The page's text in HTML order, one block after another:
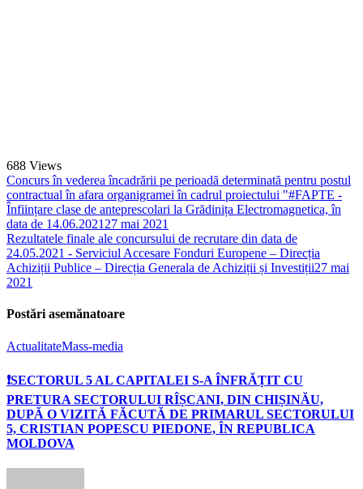
688 Views
Concurs în vederea încadrării pe perioadă determinată pentru postul
contractual în afara organigramei în cadrul proiectului "#FAPTE -
Înființare clase de anteprescolari la Grădinița Electromagnetica, în
data de 14.06.2021 27 mai 2021
Rezultatele finale ale concursului de recrutare din data de
24.05.2021 - Serviciul Accesare Fonduri Europene – Direcția
Achiziții Publice – Direcția Generala de Achiziții și Investiții27 mai
2021
Postări asemănatoare
ActualitateMass-media
❗SECTORUL 5 AL CAPITALEI S-A ÎNFRĂȚIT CU
PRETURA SECTORULUI RÎȘCANI, DIN CHIȘINĂU,
DUPĂ O VIZITĂ FĂCUTĂ DE PRIMARUL SECTORULUI
5, CRISTIAN POPESCU PIEDONE, ÎN REPUBLICA
MOLDOVA